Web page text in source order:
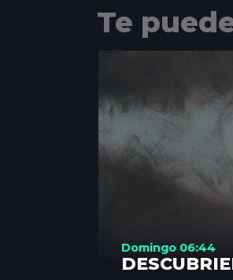
Te
Domingo 06:44